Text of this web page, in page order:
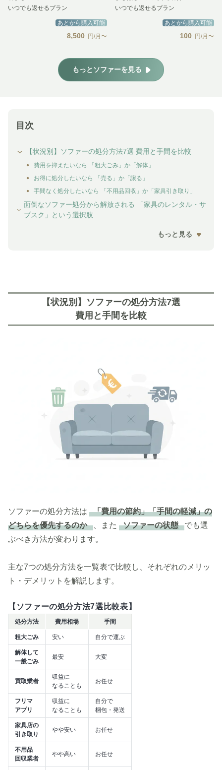
いつでも返せるプラン
あとから購入可能
8,500 円/月〜
いつでも返せるプラン
あとから購入可能
100 円/月〜
もっとソファーを見る
目次
【状況別】ソファーの処分方法7選 費用と手間を比較
費用を抑えたいなら 「粗大ごみ」か「解体」
お得に処分したいなら 「売る」か「譲る」
手間なく処分したいなら 「不用品回収」か「家具引き取り」
面倒なソファー処分から解放される 「家具のレンタル・サ
ブスク」という選択肢
もっと見る
【状況別】ソファーの処分方法7選
費用と手間を比較
ソファーの処分方法は
「費用の節約」「手間の軽減」の
どちらを優先するのか
、また ソファーの状態 でも選
ぶべき方法が変わります。
主な7つの処分方法を一覧表で比較し、それぞれのメリッ
ト・デメリットを解説します。
【ソファーの処分方法7選比較表】
処分方法 費用相場 手間
粗大ごみ 安い 自分で運ぶ
解体して
一般ごみ
最安 大変
買取業者
収益に
なることも
お任せ
フリマ
アプリ
収益に
なることも
自分で
梱包・発送
家具店の
引き取り
やや安い お任せ
不用品
回収業者
やや高い お任せ